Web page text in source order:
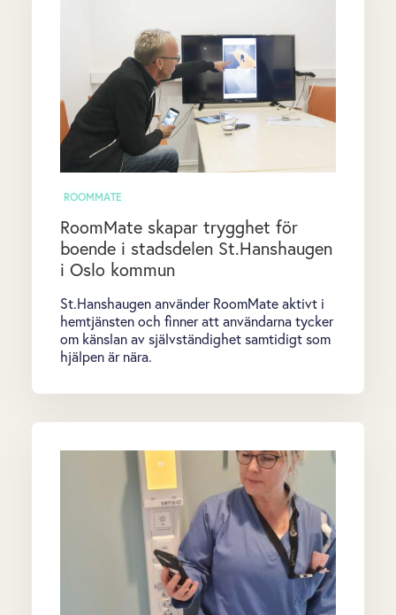
ROOMMATE
RoomMate skapar trygghet för
boende i stadsdelen St.Hanshaugen
i Oslo kommun
St.Hanshaugen använder RoomMate aktivt i
hemtjänsten och finner att användarna tycker
om känslan av självständighet samtidigt som
hjälpen är nära.